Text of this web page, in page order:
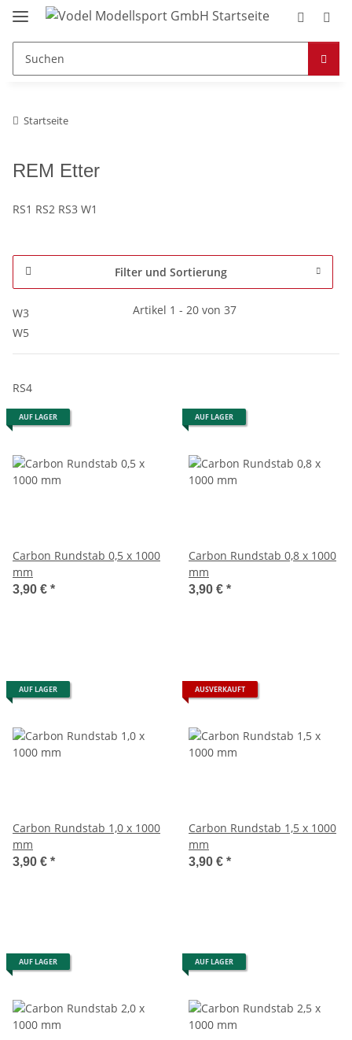
Startseite
REM Etter
RS1 RS2 RS3 W1
Filter und Sortierung
W3
Artikel 1 - 20 von 37
W5
RS4
AUF LAGER
Carbon Rundstab 0,5 x 1000
mm
3,90 € *
AUF LAGER
Carbon Rundstab 0,8 x 1000
mm
3,90 € *
AUF LAGER
Carbon Rundstab 1,0 x 1000
mm
3,90 € *
AUSVERKAUFT
Carbon Rundstab 1,5 x 1000
mm
3,90 € *
AUF LAGER AUF LAGER